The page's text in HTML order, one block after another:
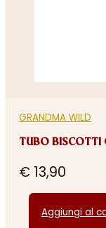
GRANDMA WILD
TUBO BISCOTTI
€ 13,90
Aggiungi al